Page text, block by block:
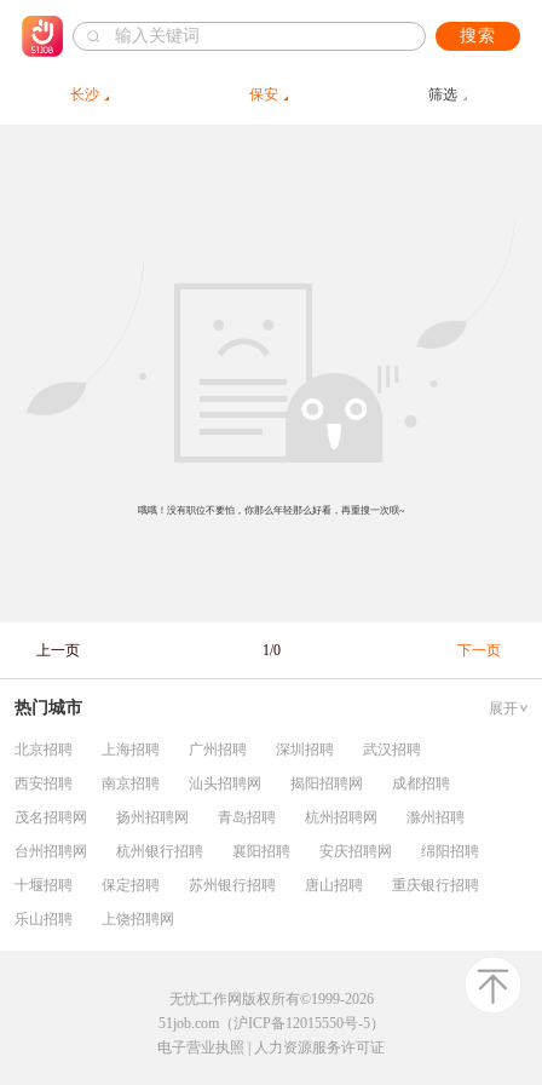
搜索
长沙 保安 筛选
哦哦！没有职位不要怕，你那么年轻那么好看，再重搜一次呗~
上一页 1/0 下一页
热门城市 展开
北京招聘 上海招聘 广州招聘 深圳招聘
武汉招聘
西安招聘
南京招聘 汕头招聘网 揭阳招聘网
成都招聘
茂名招聘网
扬州招聘网 青岛招聘 杭州招聘网
滁州招聘
台州招聘网
杭州银行招聘 襄阳招聘 安庆招聘网
绵阳招聘
十堰招聘
保定招聘 苏州银行招聘 唐山招聘
重庆银行招聘
乐山招聘
上饶招聘网
无忧工作网版权所有©1999-2026
51job.com（沪ICP备12015550号-5）
电子营业执照
人力资源服务许可证